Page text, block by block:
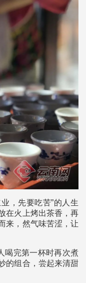
，先要吃苦”的人生
在火上烤出茶香，再
来，然气味苦涩，让
喝完第一杯时再次煮
的组合，尝起来清甜